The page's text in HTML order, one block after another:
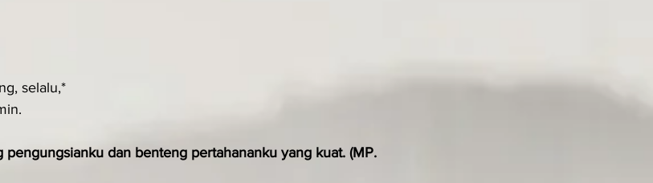
selalu,*
dan benteng pertahananku yang kuat. (MP.